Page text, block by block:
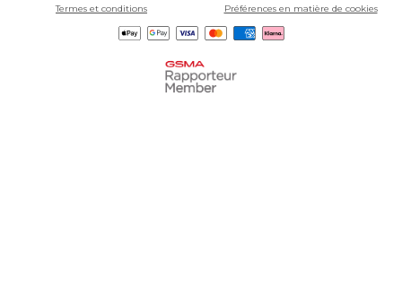
Termes et conditions
Préférences en matière de cookies